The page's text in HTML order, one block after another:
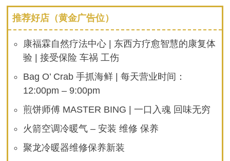
推荐好店（黄金广告位）
康福霖自然疗法中心 | 东西方疗愈智慧的康复体
验 | 接受保险 车祸 工伤
Bag O’ Crab 手抓海鲜 | 每天营业时间：
12:00pm – 9:00pm
煎饼师傅 MASTER BING | 一口入魂 回味无穷
火箭空调冷暖气 – 安装 维修 保养
聚龙冷暖器维修保养新装